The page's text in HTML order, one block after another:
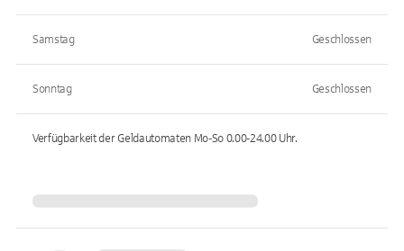
Samstag Geschlossen
Sonntag Geschlossen
Verfügbarkeit der Geldautomaten Mo-So 0.00-24.00Uhr.